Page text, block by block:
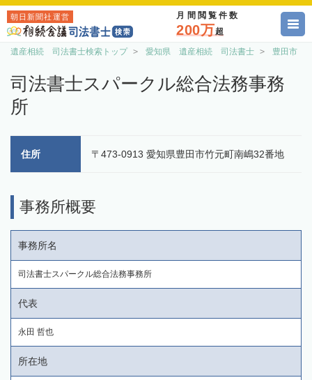
朝日新聞社運営 月間閲覧件数
200万超
遺産相続 司法書士検索トップ 愛知県 遺産相続 司法書士 豊田市
司法書士スパークル総合法務事務
所
住所 〒473-0913 愛知県豊田市竹元町南嶋32番地
事務所概要
事務所名
司法書士スパークル総合法務事務所
代表
永田 哲也
所在地